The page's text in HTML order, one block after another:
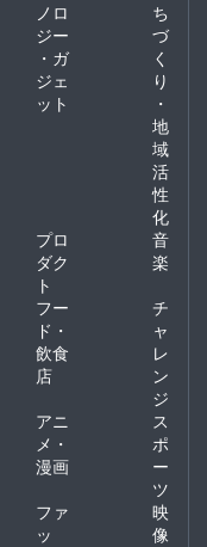
ノロ
ジー
・ガ
ジェ
ット
ち
づ
く
り
・
地
域
活
性
化
プロ
ダク
ト
音
楽
フー
ド・
飲食
店
チ
ャ
レ
ン
ジ
アニ
メ・
漫画
ス
ポ
ー
ツ
ファ
ッ
映
像